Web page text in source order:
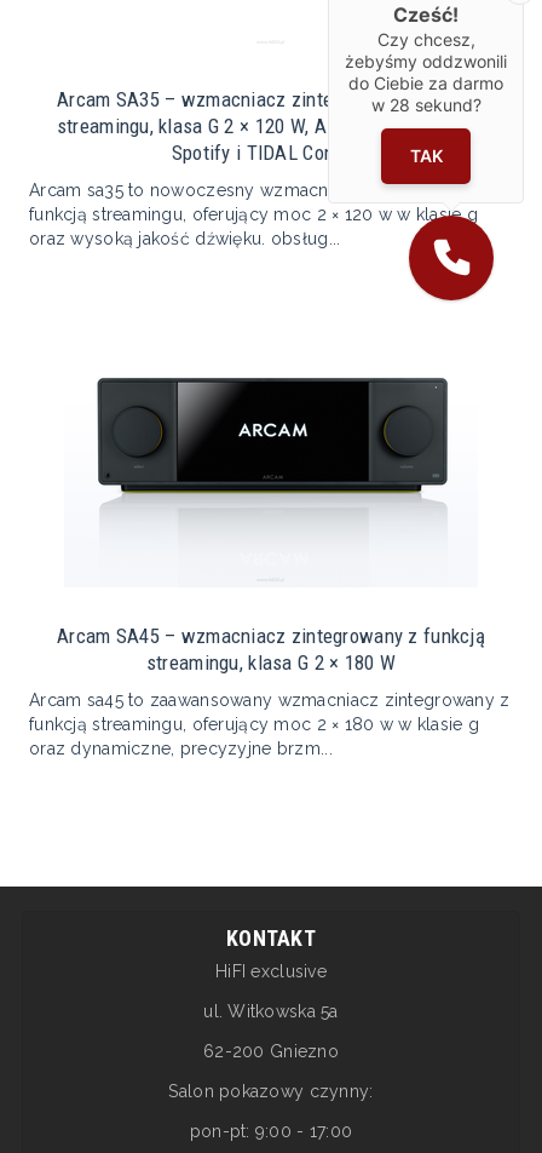
Arcam SA35 – wzmacniacz zintegrowany z funkcją
streamingu, klasa G 2 × 120 W, AirPlay, Chromecast,
Spotify i TIDAL Connect
Arcam sa35 to nowoczesny wzmacniacz zintegrowany z
funkcją streamingu, oferujący moc 2 × 120 w w klasie g
oraz wysoką jakość dźwięku. obsług...
Arcam SA45 – wzmacniacz zintegrowany z funkcją
streamingu, klasa G 2 × 180 W
Arcam sa45 to zaawansowany wzmacniacz zintegrowany z
funkcją streamingu, oferujący moc 2 × 180 w w klasie g
oraz dynamiczne, precyzyjne brzm...
KONTAKT
HiFI exclusive
ul. Witkowska 5a
62-200 Gniezno
Salon pokazowy czynny:
pon-pt: 9:00 - 17:00
Cześć!
Czy chcesz,
żebyśmy oddzwonili
do Ciebie za darmo
w 28 sekund?
TAK